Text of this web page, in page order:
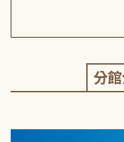
分